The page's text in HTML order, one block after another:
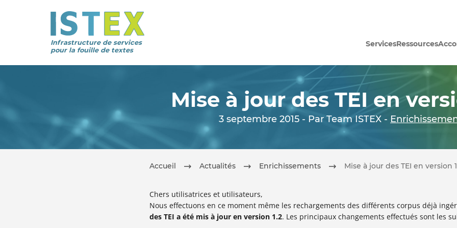
Infrastructure de services
pour la fouille de textes
ServicesRessources
Mise à jour des TEI en
3 septembre 2015 - Par Team ISTEX -
Accueil Actualités Enrichissements Mise à jour des TEI en version
Chers utilisatrices et utilisateurs,
Nous effectuons en ce moment même les rechargements des différents corpus déjà
des TEI a été mis à jour en version 1.2. Les principaux changements effectués sont les